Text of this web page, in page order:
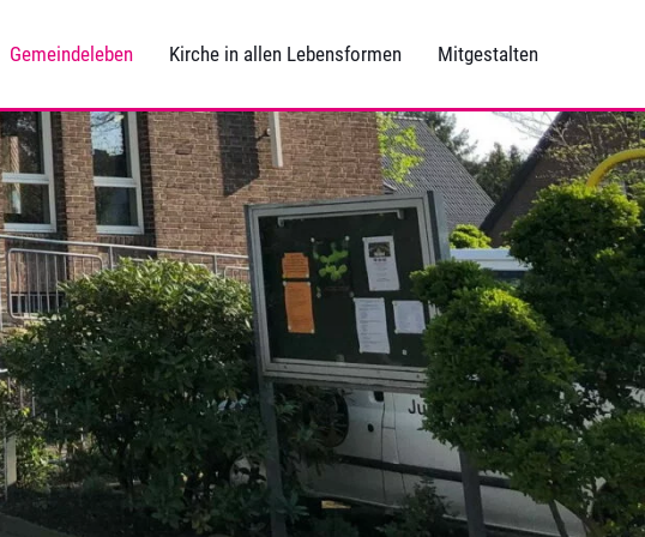
Gemeindeleben Kirche in allen Lebensformen Mitgestalten